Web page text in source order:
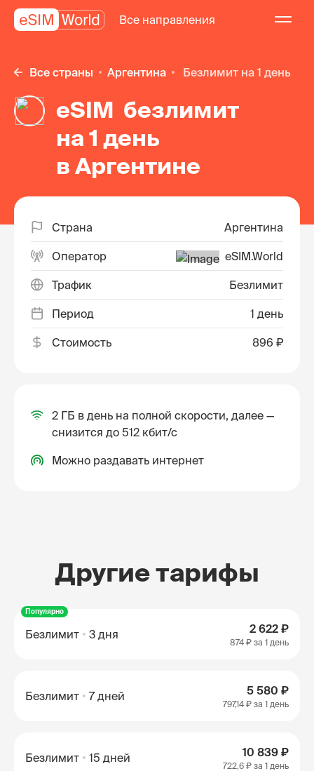
Все направления
Все страны Аргентина безлимит на 1 день
eSIM безлимит
на 1 день
в Аргентине
Страна Аргентина
Оператор eSIM.World
Трафик Безлимит
Период 1 день
Стоимость 896 ₽
2 ГБ в день на полной скорости, далее —
снизится до 512 кбит/с
Можно раздавать интернет
Другие тарифы
Популярно
Безлимит 3 дня 2 622 ₽
874 ₽ за 1 день
Безлимит 7 дней 5 580 ₽
797,14 ₽ за 1 день
Безлимит 15 дней 10 839 ₽
722,6 ₽ за 1 день